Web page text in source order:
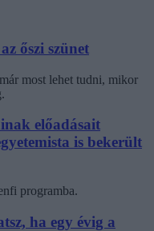
őszi szünet
most lehet tudni, mikor
előadásait
is bekerült
programba.
ha egy évig a